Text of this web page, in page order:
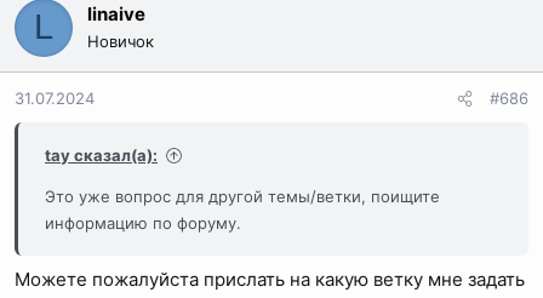
L linaive
Новичок
31.07.2024 #686
tay сказал(а):
Это уже вопрос для другой темы/ветки, поищите
информацию по форуму.
Можете пожалуйста прислать на какую ветку мне задать